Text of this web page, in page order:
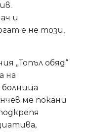
и
е не този,
„Топъл обяд“
на
ме покани